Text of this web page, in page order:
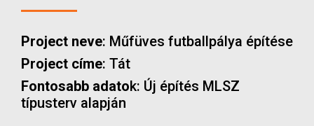
Project neve: Műfüves futballpálya építése
Project címe: Tát
Fontosabb adatok: Új építés MLSZ
típusterv alapján